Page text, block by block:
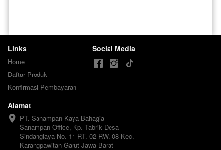
Links
Home
Daftar Produk
Konfirmasi Pembayaran
Social Media
Alamat
PT. Sanampan Kaya Bahagia
Sanampan Office, Kp. Tabrik Desa
Sindanglaya No. 11 RT. 02 RW. 08 Kec.
Karangpawitan Garut Jawa Barat